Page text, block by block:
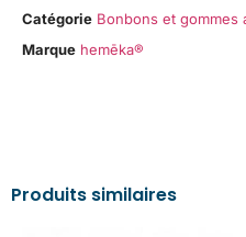
Catégorie Bonbons et gommes
Marque hemēka®
Produits similaires